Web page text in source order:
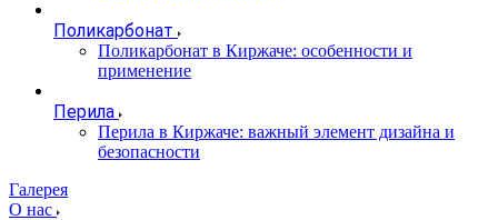
Поликарбонат
Поликарбонат в Киржаче: особенности и
применение
Перила
Перила в Киржаче: важный элемент дизайна и
безопасности
Галерея
О нас